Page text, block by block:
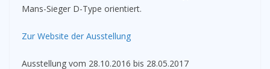
Mans-Sieger D-Type orientiert.
Zur Website der Ausstellung
Ausstellung vom 28.10.2016 bis 28.05.2017